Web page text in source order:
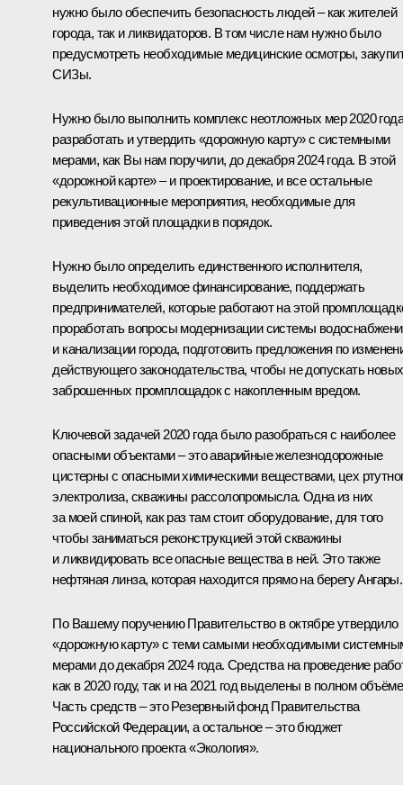
нужно было обеспечить безопасность людей – как жителей
города, так и ликвидаторов. В том числе нам нужно было
предусмотреть необходимые медицинские осмотры,
СИЗы.
Нужно было выполнить комплекс неотложных мер 2020
разработать и утвердить «дорожную карту» с системными
мерами, как Вы нам поручили, до декабря 2024 года. В этой
«дорожной карте» – и проектирование, и все остальные
рекультивационные мероприятия, необходимые для
приведения этой площадки в порядок.
Нужно было определить единственного исполнителя,
выделить необходимое финансирование, поддержать
предпринимателей, которые работают на этой
проработать вопросы модернизации системы
и канализации города, подготовить предложения по
действующего законодательства, чтобы не допускать новых
заброшенных промплощадок с накопленным вредом.
Ключевой задачей 2020 года было разобраться с наиболее
опасными объектами – это аварийные железнодорожные
цистерны с опасными химическими веществами, цех
электролиза, скважины рассолопромысла. Одна из них
за моей спиной, как раз там стоит оборудование, для того
чтобы заниматься реконструкцией этой скважины
и ликвидировать все опасные вещества в ней. Это также
нефтяная линза, которая находится прямо на берегу Ангары.
По Вашему поручению Правительство в октябре утвердило
«дорожную карту» с теми самыми необходимыми
мерами до декабря 2024 года. Средства на проведение
как в 2020 году, так и на 2021 год выделены в полном
Часть средств – это Резервный фонд Правительства
Российской Федерации, а остальное – это бюджет
национального проекта «Экология».